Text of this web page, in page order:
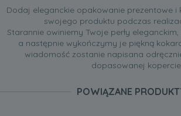
Dodaj eleganckie opakowanie prezentowe
swojego produktu podczas
Starannie owiniemy Twoje perły
a następnie wykończymy je piękną
wiadomość zostanie napisana
dopasowanej
POWIĄZANE